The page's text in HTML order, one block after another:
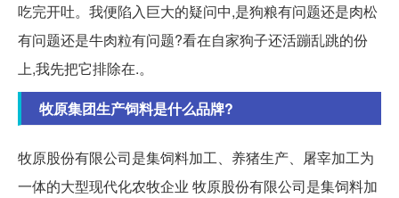
吃完开吐。我便陷入巨大的疑问中,是狗粮有问题还是肉松
有问题还是牛肉粒有问题?看在自家狗子还活蹦乱跳的份
上,我先把它排除在.。
牧原集团生产饲料是什么品牌?
牧原股份有限公司是集饲料加工、养猪生产、屠宰加工为
一体的大型现代化农牧企业 牧原股份有限公司是集饲料加